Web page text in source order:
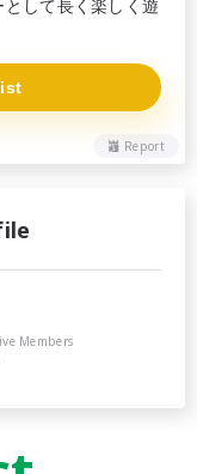
して長く楽しく遊
Report
Members